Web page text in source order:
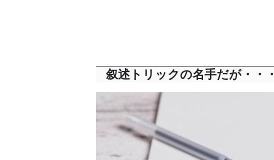
叙述トリックの名手だが・・・